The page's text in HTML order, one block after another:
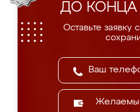
ДО КОНЦА
Оставьте заявку